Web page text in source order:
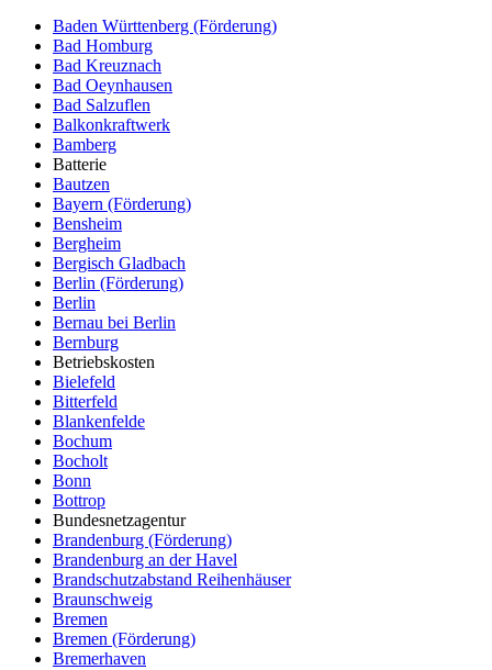
Baden Württenberg (Förderung)
Bad Homburg
Bad Kreuznach
Bad Oeynhausen
Bad Salzuflen
Balkonkraftwerk
Bamberg
Batterie
Bautzen
Bayern (Förderung)
Bensheim
Bergheim
Bergisch Gladbach
Berlin (Förderung)
Berlin
Bernau bei Berlin
Bernburg
Betriebskosten
Bielefeld
Bitterfeld
Blankenfelde
Bochum
Bocholt
Bonn
Bottrop
Bundesnetzagentur
Brandenburg (Förderung)
Brandenburg an der Havel
Brandschutzabstand Reihenhäuser
Braunschweig
Bremen
Bremen (Förderung)
Bremerhaven